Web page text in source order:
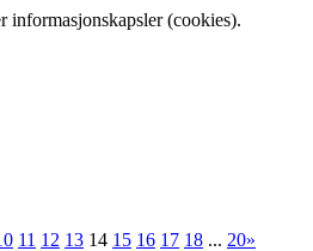
informasjonskapsler (cookies).
11 12 13 14 15 16 17 18 ... 20»